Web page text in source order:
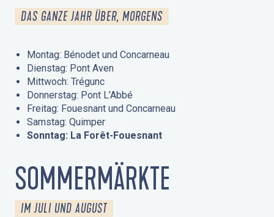
DAS GANZE JAHR ÜBER, MORGENS
Montag: Bénodet und Concarneau
Dienstag: Pont Aven
Mittwoch: Trégunc
Donnerstag: Pont L’Abbé
Freitag: Fouesnant und Concarneau
Samstag: Quimper
Sonntag: La Forêt-Fouesnant
SOMMERMÄRKTE
IM JULI UND AUGUST